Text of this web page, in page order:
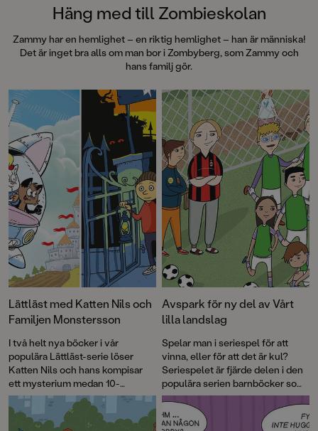
Häng med till Zombieskolan
Zammy har en hemlighet – en riktig hemlighet – han är människa!
Det är inget bra alls om man bor i Zombyberg, som Zammy och
hans familj gör.
Lättläst med Katten Nils och
Familjen Monstersson
I två helt nya böcker i vår
populära Lättläst-serie löser
Katten Nils och hans kompisar
ett mysterium medan 10-
årsjubilerande Familjen
Monstersson skapar en
skrämmande bra djurpark!
Avspark för ny del av Vårt
lilla landslag
Spelar man i seriespel för att
vinna, eller för att det är kul?
Seriespelet är fjärde delen i den
populära serien barnböcker som
tagits fram i samarbete med
Svenska Fotbollförbundet.